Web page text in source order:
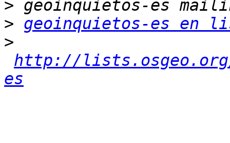
>
> geoinquietos-es en
>
http://
es